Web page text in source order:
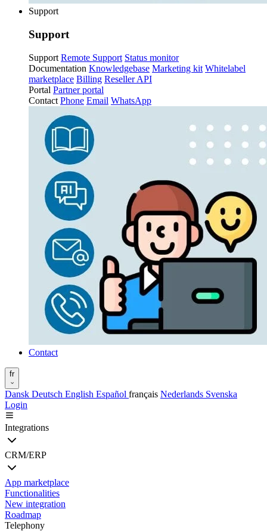
Support
Support
Support Remote Support Status monitor
Documentation Knowledgebase Marketing kit Whitelabel
marketplace Billing Reseller API
Portal Partner portal
Contact Phone Email WhatsApp
Contact
fr
Dansk Deutsch English Español français Nederlands Svenska
Login
Integrations
CRM/ERP
App marketplace
Functionalities
New integration
Roadmap
Telephony